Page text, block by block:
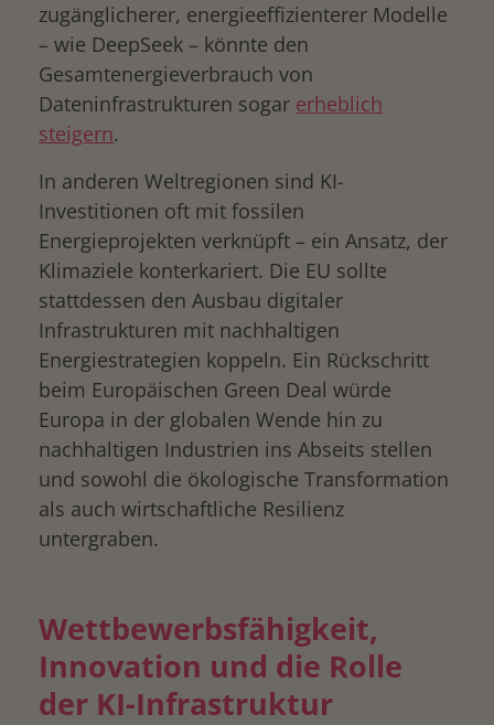
zugänglicherer, energieeffizienterer Modelle
– wie DeepSeek – könnte den
Gesamtenergieverbrauch von
Dateninfrastrukturen sogar erheblich
steigern.
In anderen Weltregionen sind KI-
Investitionen oft mit fossilen
Energieprojekten verknüpft – ein Ansatz, der
Klimaziele konterkariert. Die EU sollte
stattdessen den Ausbau digitaler
Infrastrukturen mit nachhaltigen
Energiestrategien koppeln. Ein Rückschritt
beim Europäischen Green Deal würde
Europa in der globalen Wende hin zu
nachhaltigen Industrien ins Abseits stellen
und sowohl die ökologische Transformation
als auch wirtschaftliche Resilienz
untergraben.
Wettbewerbsfähigkeit,
Innovation und die Rolle
der KI-Infrastruktur